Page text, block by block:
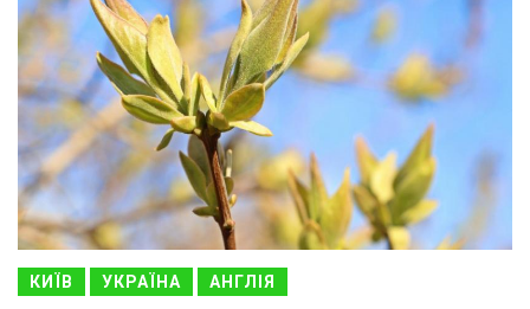
КИЇВ УКРАЇНА АНГЛІЯ